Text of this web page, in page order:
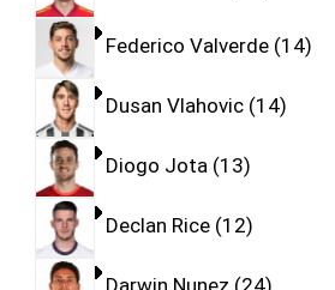
Federico Valverde 14
Dusan Vlahovic 14
Diogo Jota 13
Declan Rice 12